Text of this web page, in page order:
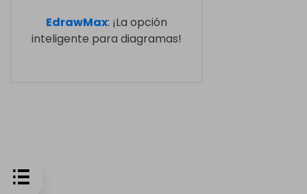
EdrawMax: ¡La opción
inteligente para diagramas!